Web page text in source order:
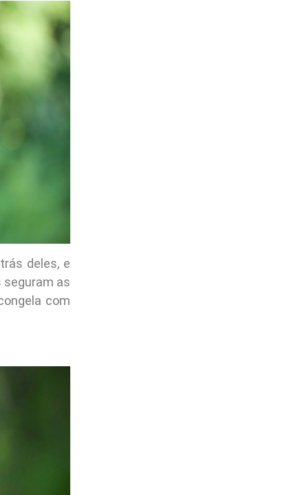
deles, e
seguram as
com